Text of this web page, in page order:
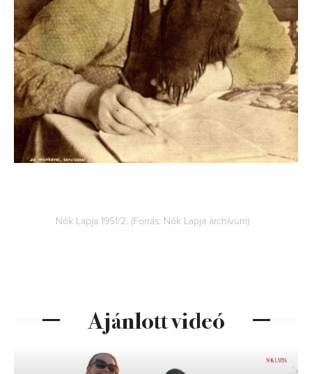
Nők Lapja 1951/2. (Forrás: Nők Lapja archívum)
Ajánlott videó